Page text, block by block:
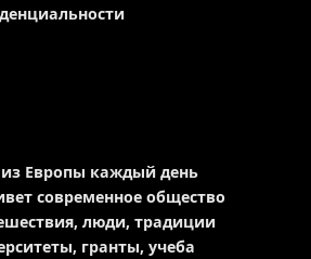
Европы каждый день
современное общество
люди, традиции
гранты, учеба